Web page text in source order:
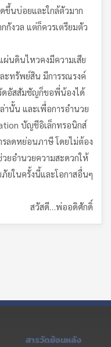
ขึ้นบ่อยและใกล้ตัวมาก
กังวล แต่ก็ควรเตรียมตัว
ผ่นดินไหวคงมีความเสีย
ะทรัพย์สิน มีการรณรงค์
ดอัสสัมชัญก็ขอพี่น้องได้
านั้น และเพื่อการอำนวย
บัญชีอิเล็กทรอนิกส์
ลดหย่อนภาษี โดยไม่ต้อง
ยอำนวยความสะดวกให้
ยในครั้งนี้และโอกาสอื่นๆ
สวัสดี…พ่ออดิศักดิ์
สารวัดย้อนหลัง